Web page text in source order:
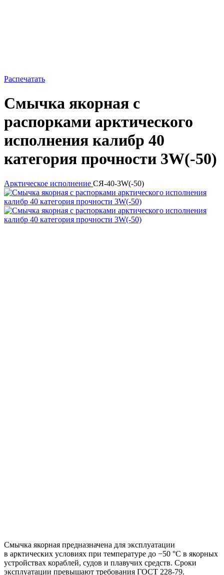
Распечатать
Смычка якорная с
распорками арктического
исполнения калибр 40
категория прочности 3W(-50)
Арктическое исполнение СЯ-40-3W(-50)
Смычка якорная предназначена для эксплуатации
в арктических условиях при температуре до −50 °С в якорных
устройствах кораблей, судов и плавучих средств. Сроки
эксплуатации превышают требования ГОСТ 228-79.